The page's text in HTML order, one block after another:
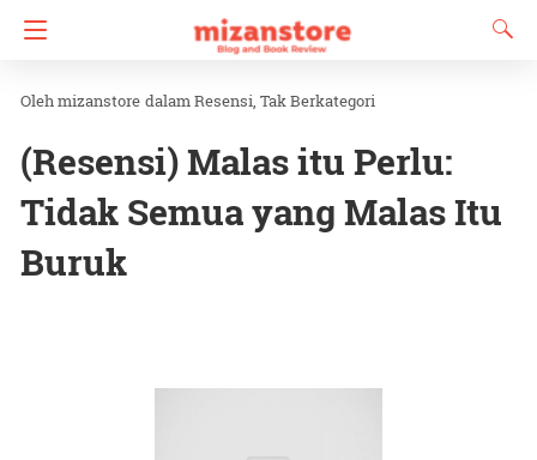
mizanstore dalamResensi Tak Berkategori
(Resensi) Malas itu Perlu:
Tidak Semua yang Malas Itu
Buruk